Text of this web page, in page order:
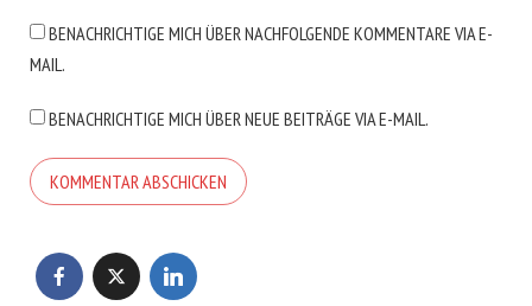
BENACHRICHTIGE MICH ÜBER NACHFOLGENDE KOMMENTARE VIA E-
MAIL.
BENACHRICHTIGE MICH ÜBER NEUE BEITRÄGE VIA E-MAIL.